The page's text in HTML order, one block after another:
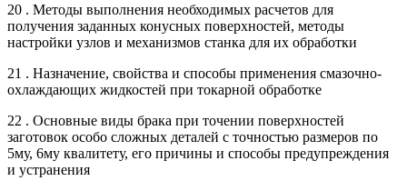
20 . Методы выполнения необходимых расчетов для
получения заданных конусных поверхностей, методы
настройки узлов и механизмов станка для их обработки
21 . Назначение, свойства и способы применения смазочно-
охлаждающих жидкостей при токарной обработке
22 . Основные виды брака при точении поверхностей
заготовок особо сложных деталей с точностью размеров по
5му, 6му квалитету, его причины и способы предупреждения
и устранения